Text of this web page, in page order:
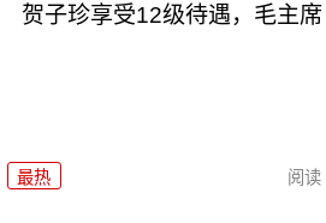
贺子珍享受12级待遇，毛主
最热 阅读